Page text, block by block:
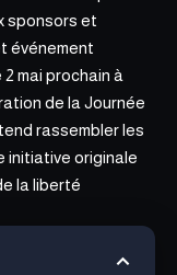
sponsors et
événement
mai prochain à
de la Journée
rassembler les
initiative originale
la liberté